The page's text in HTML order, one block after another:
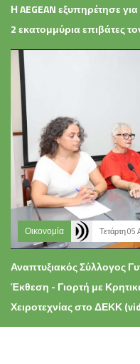
Η AEGEAN εξυπηρέτησε
2 εκατομμύρια επιβάτες
Οικονομία Τετάρτη
Αναπτυξιακός Σύλλογος
Έκθεση - Γιορτή με
Χειροτεχνίας στο ΔΕΚΚ